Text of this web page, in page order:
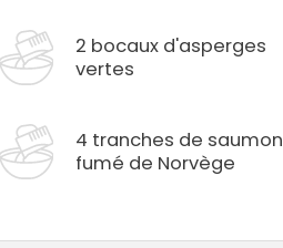
2 bocaux d'asperges
vertes
4 tranches de saumon
fumé de Norvège